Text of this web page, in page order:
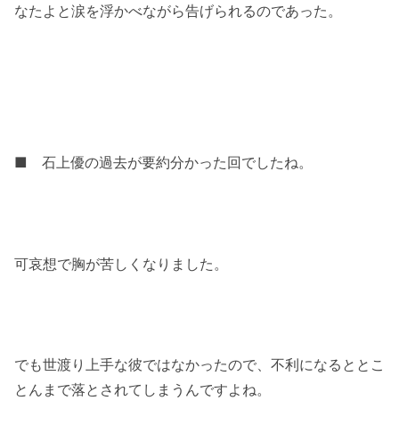
なたよと涙を浮かべながら告げられるのであった。
■ 石上優の過去が要約分かった回でしたね。
可哀想で胸が苦しくなりました。
でも世渡り上手な彼ではなかったので、不利になるととこ
とんまで落とされてしまうんですよね。